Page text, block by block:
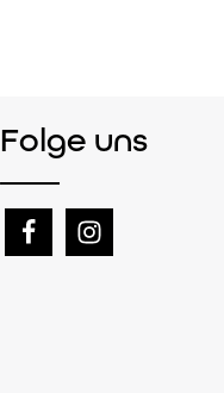
Folge uns